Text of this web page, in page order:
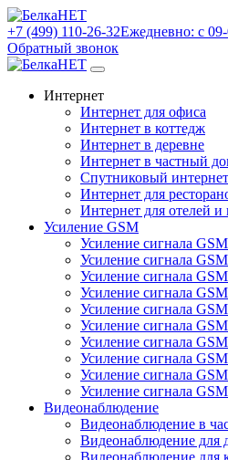
+7 (499) 110-26-32Ежедневно: с
Обратный звонок
Интернет
Интернет для офиса
Интернет в коттедж
Интернет в деревне
Интернет в частный
Спутниковый интернет
Интернет для
Интернет для отелей и
Усиление GSM
Усиление сигнала
Усиление сигнала
Усиление сигнала
Усиление сигнала
Усиление сигнала
Усиление сигнала
Усиление сигнала
Усиление сигнала
Усиление сигнала
Усиление сигнала
Видеонаблюдение
Видеонаблюдение в
Видеонаблюдение для
Видеонаблюдение для